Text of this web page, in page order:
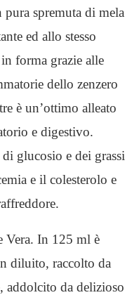
pura spremuta di mela
ed allo stesso
forma grazie alle
dello zenzero
è un’ottimo alleato
e digestivo.
glucosio e dei grassi
e il colesterolo e
Vera. In 125 ml è
diluito, raccolto da
addolcito da delizioso